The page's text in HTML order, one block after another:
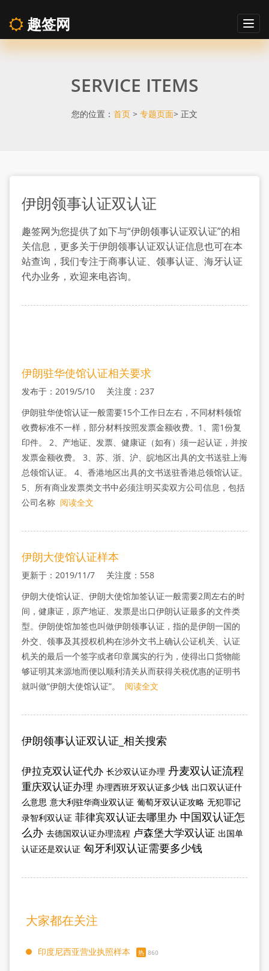
伊
认
证
双
认
证
趣签网
SERVICE ITEMS
您的位置： 首页 > 专题页面> 正文
伊朗领事认证双认证
趣签网为您提供了如下与“伊朗领事认证双认证”的相
关信息，更多关于伊朗领事认证双认证信息也可在本
站查询，我们专注于商事认证、领事认证、海牙认证
代办业务，欢迎来电咨询。
伊朗驻华使馆认证相关要求
发布于：2019/5/10 关注度：237
伊朗驻华使馆认证一般需要15个工作日左右，不同材料领馆
收费标准不一样，部分材料按照发票金额收费。1、需1份复
印件。 2、产地证、发票、健康证（如有）须一起认证，并按
发票金额收费。 3、苏、浙、沪、皖地区出具的文书送驻上海
总领馆认证。 4、香港地区出具的文书送驻香港总领馆认证。
5、所有商业发票类文书中必须注明买卖双方公司信息，包括
公司名称 阅读全文
伊朗大使馆认证样本
更新于：2019/11/7 关注度：558
伊朗大使馆认证、伊朗大使馆加签认证一般需要2周左右的时
间，健康证，原产地证、发票是出口伊朗认证最多的文件类
型。伊朗使馆加签也叫做伊朗领事认证，指的是伊朗一国的
外交、领事及其授权机构在涉外文书上确认公证机关、认证
机关的最后一个签字或者印章属实的行为，使得出口货物能
够证明其来源地而便以顺利清关从而获得关税优惠的证明书
就叫做“伊朗大使馆认证”。
阅读全文
伊朗领事认证双认证_相关搜索
伊拉克双认证代办 长沙双认证办理 丹麦双认证流程
重庆双认证办理 办理西班牙双认证多少钱 出口双认证什
么意思 意大利驻华商业双认证 葡萄牙双认证攻略 无犯罪记
录智利双认证 菲律宾双认证去哪里办 中国双认证怎
么办 去德国双认证办理流程 卢森堡大学双认证 出国单
认证还是双认证 匈牙利双认证需要多少钱
大家都在关注
印度尼西亚营业执照样本 热 860